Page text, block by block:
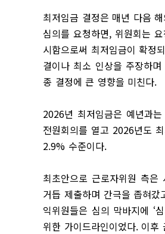
최저임금 결정은 매년 다음
심의를 요청하면, 위원회는
시함으로써 최저임금이 확정
결이나 최소 인상을 주장하
종 결정에 큰 영향을 미친다.
2026년 최저임금은 예년과
전원회의를 열고 2026년도
2.9% 수준이다.
최초안으로 근로자위원 측
거듭 제출하며 간극을 좁혀
익위원들은 심의 막바지에 ‘
위한 가이드라인이었다. 이